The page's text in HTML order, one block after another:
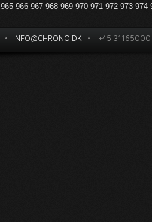
965 966 967 968 969 970 971 972 973 974
• INFO@CHRONO.DK • +45 31165000